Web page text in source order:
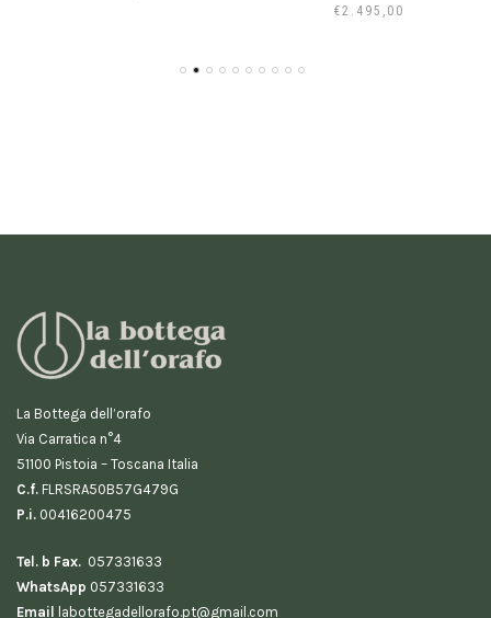
€2.495,00
La Bottega dell’orafo
Via Carratica n°4
51100 Pistoia – Toscana Italia
C.f. FLRSRA50B57G479G
P.i. 00416200475
Tel. b Fax. 057331633
WhatsApp 057331633
Email
labottegadellorafo.pt@gmail.com